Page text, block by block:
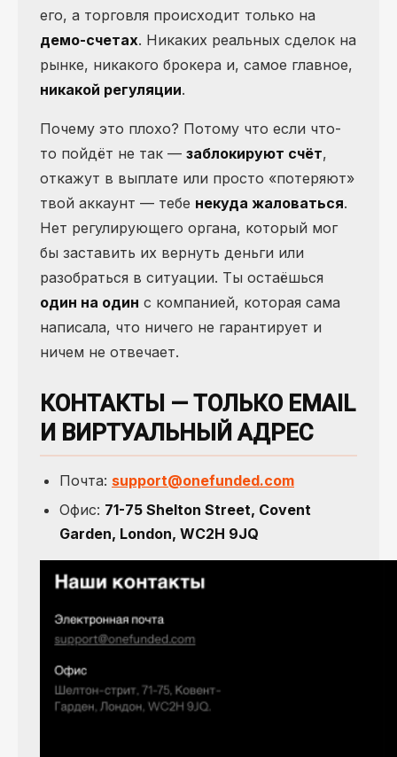
его, а торговля происходит только на
демо-счетах. Никаких реальных сделок на
рынке, никакого брокера и, самое главное,
никакой регуляции.
Почему это плохо? Потому что если что-
то пойдёт не так — заблокируют счёт,
откажут в выплате или просто «потеряют»
твой аккаунт — тебе некуда жаловаться.
Нет регулирующего органа, который мог
бы заставить их вернуть деньги или
разобраться в ситуации. Ты остаёшься
один на один с компанией, которая сама
написала, что ничего не гарантирует и
ничем не отвечает.
КОНТАКТЫ — ТОЛЬКО EMAIL
И ВИРТУАЛЬНЫЙ АДРЕС
Почта: support@onefunded.com
Офис: 71-75 Shelton Street, Covent
Garden, London, WC2H 9JQ